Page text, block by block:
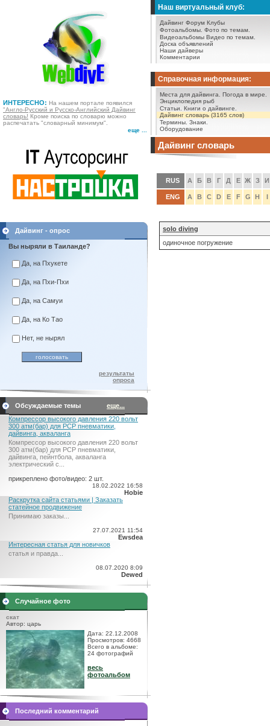
ИНТЕРЕСНО: На нашем портале появился
"Англо-Русский и Русско-Английский Дайвинг
словарь! Кроме поиска по словарю можно
распечатать "словарный минимум".
еще ...
Наш виртуальный клуб:
Дайвинг Форум Клубы
Фотоальбомы. Фото по темам.
Видеоальбомы Видео по темам.
Доска объявлений
Наши дайверы
Комментарии
Справочная информация:
Места для дайвинга.
Погода в мире.
Энциклопедия рыб
Статьи.
Книги о дайвинге.
Дайвинг словарь (3165 слов)
Термины. Знаки.
Оборудование
Дайвинг - опрос
Вы ныряли в Таиланде?
Да, на Пхукете
Да, на Пхи-Пхи
Да, на Самуи
Да, на Ко Тао
Нет, не нырял
результаты
опроса
Обсуждаемые темы
еще...
Компрессор высокого давления 220 вольт
300 атм(бар) для PCP пневматики,
дайвинга, акваланга
Компрессор высокого давления 220 вольт
300 атм(бар) для PCP пневматики,
дайвинга, пейнтбола, акваланга
электрический c...
прикреплено фото/видео: 2 шт.
18.02.2022 16:58
Hobie
Раскрутка сайта статьями | Заказать
статейное продвижение
Принимаю заказы...
27.07.2021 11:54
Ewsdea
Интересная статья для новичков
статья и правда...
08.07.2020 8:09
Dewed
Случайное фото
скат
Автор: царь
Дата: 22.12.2008
Просмотров: 4668
Всего в альбоме:
24 фотографий
весь
фотоальбом
Последний комментарий
Дайвинг словарь
RUS А Б В Г Д Е Ж З И
ENG A B C D E F G H I
solo diving
одиночное погружение